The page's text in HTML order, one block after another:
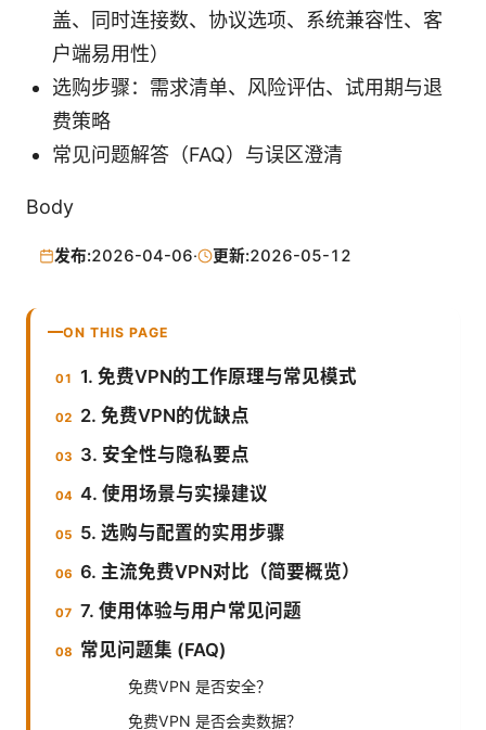
盖、同时连接数、协议选项、系统兼容性、客
户端易用性）
选购步骤：需求清单、风险评估、试用期与退
费策略
常见问题解答（FAQ）与误区澄清
Body
发布:2026-04-06· 更新:2026-05-12
ON THIS PAGE
1. 免费VPN的工作原理与常见模式
2. 免费VPN的优缺点
3. 安全性与隐私要点
4. 使用场景与实操建议
5. 选购与配置的实用步骤
6. 主流免费VPN对比（简要概览）
7. 使用体验与用户常见问题
常见问题集 (FAQ)
免费VPN 是否安全？
免费VPN 是否会卖数据？